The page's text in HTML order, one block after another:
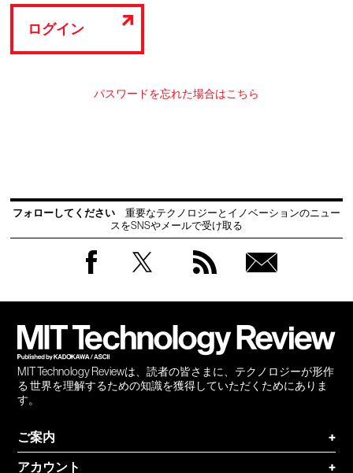
ログイン
パスワードを忘れた場合はこちら
フォローしてください
重要なテクノロジーとイノベーションのニュー
スをSNSやメールで受け取る
MIT Technology Reviewは、読者の皆さまに、テクノロジーが形作
る 世界を理解するための知識を獲得していただくためにありま
す。
ご案内
+
アカウント
+